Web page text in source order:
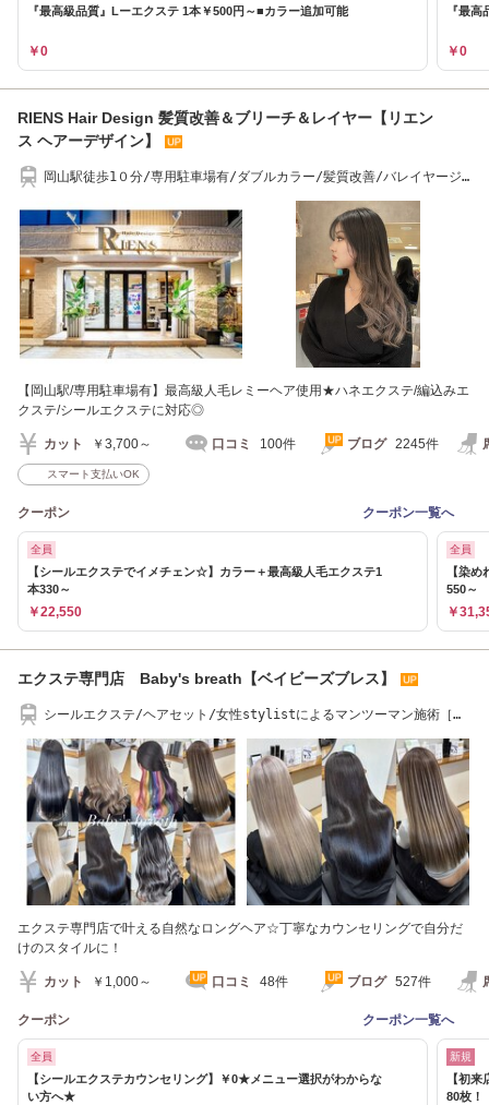
『最高級品質』Lーエクステ 1本￥500円～■カラー追加可能
￥0
『最
￥0
RIENS Hair Design 髪質改善＆ブリーチ＆レイヤー【リエン
ス ヘアーデザイン】
岡山駅徒歩1０分/専用駐車場有/ダブルカラー/髪質改善/バレイヤージ
【岡山駅/専用駐車場有】最高級人毛レミーヘア使用★ハネエクステ/編込みエ
クステ/シールエクステに対応◎
カット ￥3,700～ 口コミ 100件 ブログ 2245件
スマート支払いOK
クーポン クーポン一覧へ
全員
【シールエクステでイメチェン☆】カラー＋最高級人毛エクステ1
本330～
￥22,550
全員
【染
550～
￥
エクステ専門店 Baby's breath【ベイビーズブレス】
シールエクステ/ヘアセット/女性stylistによるマンツーマン施術［児
エクステ専門店で叶える自然なロングヘア☆丁寧なカウンセリングで自分だ
けのスタイルに！
カット ￥1,000～ 口コミ 48件 ブログ 527件
クーポン クーポン一覧へ
全員
【シールエクステカウンセリング】￥0★メニュー選択がわからな
い方へ★
新規
【初
80枚！